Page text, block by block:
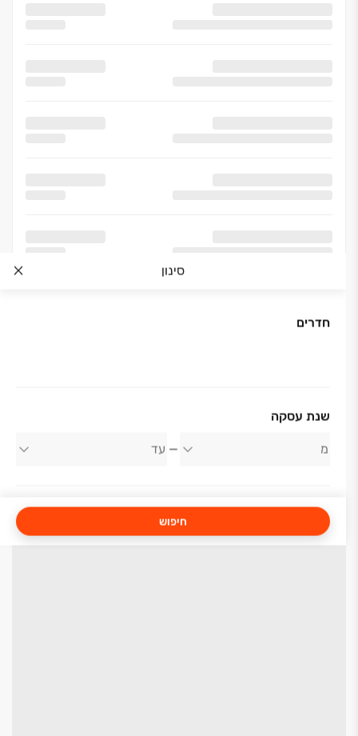
סינון
חדרים
שנת עסקה
חיפוש